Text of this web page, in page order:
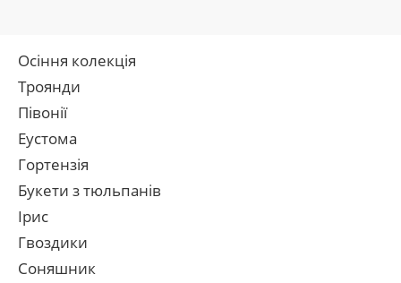
Осіння колекція
Троянди
Півонії
Еустома
Гортензія
Букети з тюльпанів
Ірис
Гвоздики
Соняшник